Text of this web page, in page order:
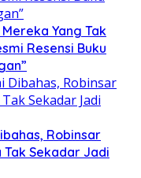
Yang Tak
Resensi Buku
Robinsar
Tak Sekadar Jadi